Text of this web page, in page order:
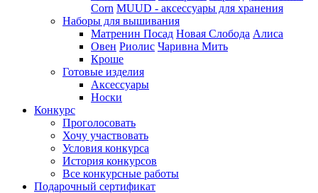
Corn MUUD - аксессуары для хранения
Наборы для вышивания
Матренин Посад Новая Слобода Алиса
Овен Риолис Чаривна Мить
Кроше
Готовые изделия
Аксессуары
Носки
Конкурс
Проголосовать
Хочу участвовать
Условия конкурса
История конкурсов
Все конкурсные работы
Подарочный сертификат